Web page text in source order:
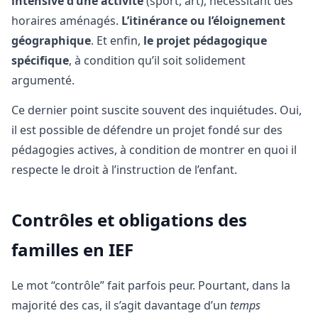
horaires aménagés. L’itinérance ou l’éloignement
géographique. Et enfin, le projet pédagogique
spécifique, à condition qu’il soit solidement
argumenté.
Ce dernier point suscite souvent des inquiétudes. Oui,
il est possible de défendre un projet fondé sur des
pédagogies actives, à condition de montrer en quoi il
respecte le droit à l’instruction de l’enfant.
Contrôles et obligations des
familles en IEF
Le mot “contrôle” fait parfois peur. Pourtant, dans la
majorité des cas, il s’agit davantage d’un temps